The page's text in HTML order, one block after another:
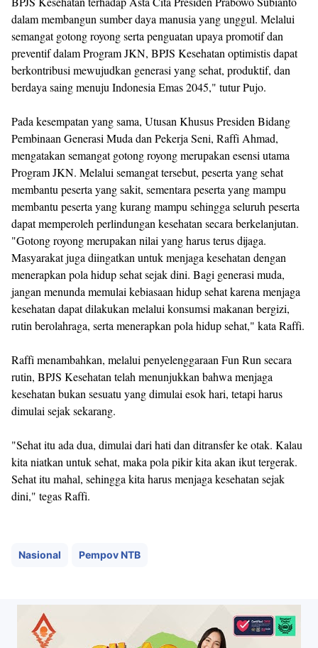
dalam membangun sumber daya manusia yang unggul. Melalui
semangat gotong royong serta penguatan upaya promotif dan
preventif dalam Program JKN, BPJS Kesehatan optimistis dapat
berkontribusi mewujudkan generasi yang sehat, produktif, dan
berdaya saing menuju Indonesia Emas 2045," tutur Pujo.
Pada kesempatan yang sama, Utusan Khusus Presiden Bidang
Pembinaan Generasi Muda dan Pekerja Seni, Raffi Ahmad,
mengatakan semangat gotong royong merupakan esensi utama
Program JKN. Melalui semangat tersebut, peserta yang sehat
membantu peserta yang sakit, sementara peserta yang mampu
membantu peserta yang kurang mampu sehingga seluruh peserta
dapat memperoleh perlindungan kesehatan secara berkelanjutan.
"Gotong royong merupakan nilai yang harus terus dijaga.
Masyarakat juga diingatkan untuk menjaga kesehatan dengan
menerapkan pola hidup sehat sejak dini. Bagi generasi muda,
jangan menunda memulai kebiasaan hidup sehat karena menjaga
kesehatan dapat dilakukan melalui konsumsi makanan bergizi,
rutin berolahraga, serta menerapkan pola hidup sehat," kata Raffi.
Raffi menambahkan, melalui penyelenggaraan Fun Run secara
rutin, BPJS Kesehatan telah menunjukkan bahwa menjaga
kesehatan bukan sesuatu yang dimulai esok hari, tetapi harus
dimulai sejak sekarang.
"Sehat itu ada dua, dimulai dari hati dan ditransfer ke otak. Kalau
kita niatkan untuk sehat, maka pola pikir kita akan ikut tergerak.
Sehat itu mahal, sehingga kita harus menjaga kesehatan sejak
dini," tegas Raffi.
Nasional Pempov NTB